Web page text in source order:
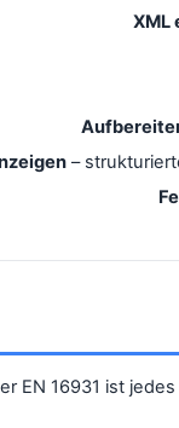
XML
–
EN 16931 ist